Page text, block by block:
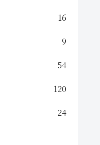
16
9
54
120
24